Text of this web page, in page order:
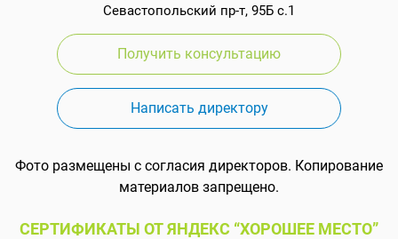
Севастопольский пр-т, 95Б с.1
Получить консультацию
Написать директору
Фото размещены с согласия директоров. Копирование
материалов запрещено.
СЕРТИФИКАТЫ ОТ ЯНДЕКС “ХОРОШЕЕ МЕСТО”